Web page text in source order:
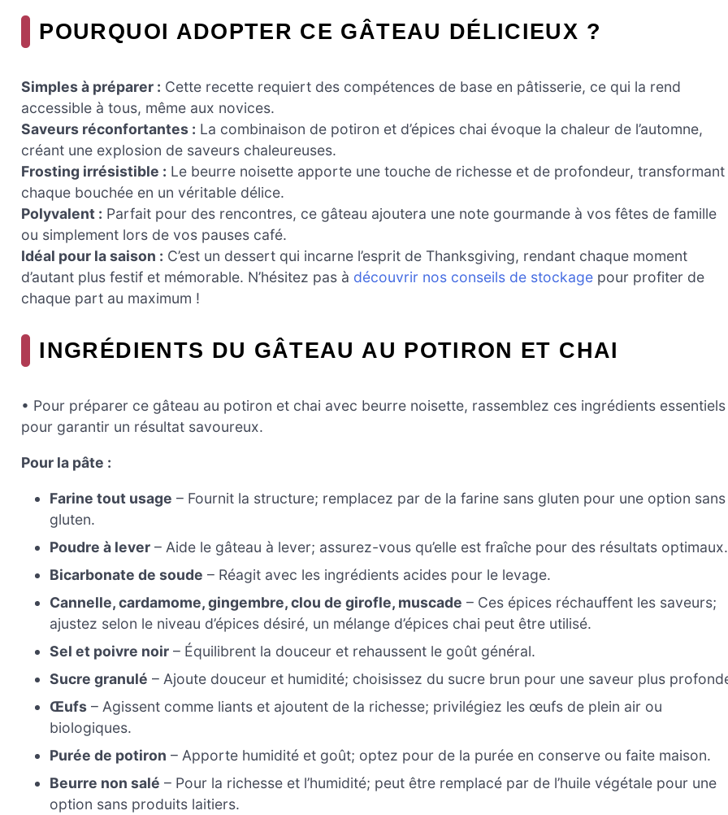
POURQUOI ADOPTER CE GÂTEAU DÉLICIEUX ?
Simples à préparer : Cette recette requiert des compétences de base en pâtisserie, ce qui la rend
accessible à tous, même aux novices.
Saveurs réconfortantes : La combinaison de potiron et d’épices chai évoque la chaleur de l’automne,
créant une explosion de saveurs chaleureuses.
Frosting irrésistible : Le beurre noisette apporte une touche de richesse et de profondeur, transformant
chaque bouchée en un véritable délice.
Polyvalent : Parfait pour des rencontres, ce gâteau ajoutera une note gourmande à vos fêtes de famille
ou simplement lors de vos pauses café.
Idéal pour la saison : C’est un dessert qui incarne l’esprit de Thanksgiving, rendant chaque moment
d’autant plus festif et mémorable. N’hésitez pas à découvrir nos conseils de stockage pour profiter de
chaque part au maximum !
INGRÉDIENTS DU GÂTEAU AU POTIRON ET CHAI
• Pour préparer ce gâteau au potiron et chai avec beurre noisette, rassemblez ces ingrédients essentiels
pour garantir un résultat savoureux.
Pour la pâte :
Farine tout usage – Fournit la structure; remplacez par de la farine sans gluten pour une option sans
gluten.
Poudre à lever – Aide le gâteau à lever; assurez-vous qu’elle est fraîche pour des résultats optimaux.
Bicarbonate de soude – Réagit avec les ingrédients acides pour le levage.
Cannelle, cardamome, gingembre, clou de girofle, muscade – Ces épices réchauffent les saveurs;
ajustez selon le niveau d’épices désiré, un mélange d’épices chai peut être utilisé.
Sel et poivre noir – Équilibrent la douceur et rehaussent le goût général.
Sucre granulé – Ajoute douceur et humidité; choisissez du sucre brun pour une saveur plus
Œufs – Agissent comme liants et ajoutent de la richesse; privilégiez les œufs de plein air ou
biologiques.
Purée de potiron – Apporte humidité et goût; optez pour de la purée en conserve ou faite maison.
Beurre non salé – Pour la richesse et l’humidité; peut être remplacé par de l’huile végétale pour une
option sans produits laitiers.